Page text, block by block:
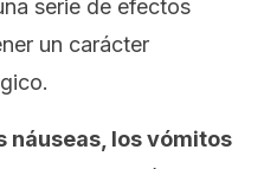
serie de efectos
un carácter
náuseas, los vómitos